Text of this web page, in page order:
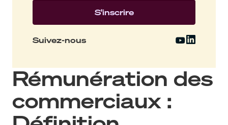
Rémunération des
commerciaux :
Suivez-nous